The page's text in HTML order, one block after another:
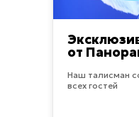
от
Наш талисман
всех гостей